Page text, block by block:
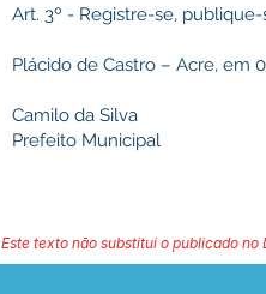
Art. 3º - Registre-se,
Plácido de Castro – Acre, em
Camilo da Silva
Prefeito Municipal
Este texto não substitui o publicado